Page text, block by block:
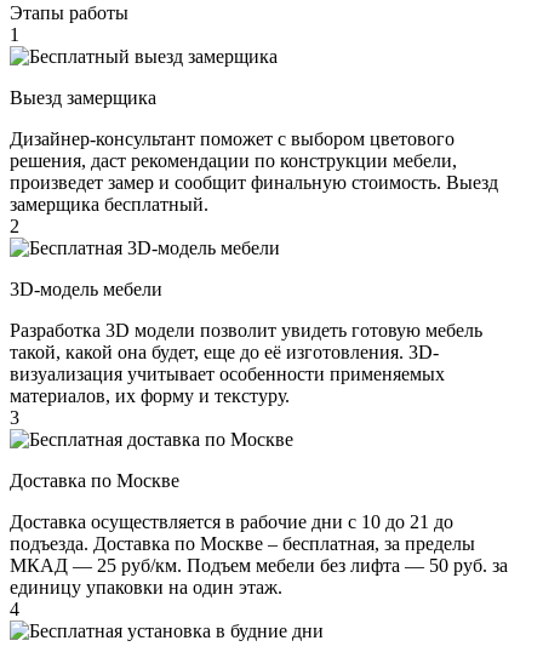
Этапы работы
1
Выезд замерщика
Дизайнер-консультант поможет с выбором цветового
решения, даст рекомендации по конструкции мебели,
произведет замер и сообщит финальную стоимость. Выезд
замерщика бесплатный.
2
3D-модель мебели
Разработка 3D модели позволит увидеть готовую мебель
такой, какой она будет, еще до её изготовления. 3D-
визуализация учитывает особенности применяемых
материалов, их форму и текстуру.
3
Доставка по Москве
Доставка осуществляется в рабочие дни с 10 до 21 до
подъезда. Доставка по Москве – бесплатная, за пределы
МКАД — 25 руб/км. Подъем мебели без лифта — 50 руб. за
единицу упаковки на один этаж.
4